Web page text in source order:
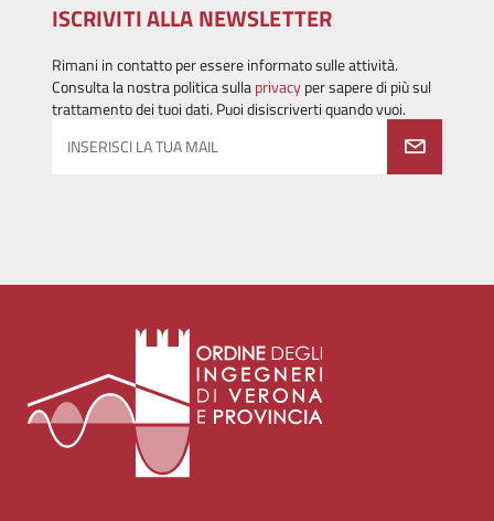
ISCRIVITI ALLA NEWSLETTER
Rimani in contatto per essere informato sulle attività.
Consulta la nostra politica sullaprivacyper sapere di più sul
trattamento dei tuoi dati. Puoi disiscriverti quando vuoi.
INSERISCI LA TUA MAIL